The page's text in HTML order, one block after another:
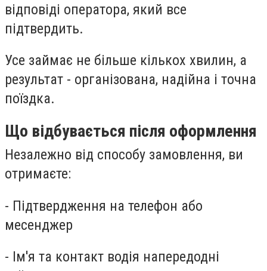
відповіді оператора, який все
підтвердить.
Усе займає не більше кількох хвилин, а
результат - організована, надійна і точна
поїздка.
Що відбувається після оформлення
Незалежно від способу замовлення, ви
отримаєте:
- Підтвердження на телефон або
месенджер
- Ім'я та контакт водія напередодні